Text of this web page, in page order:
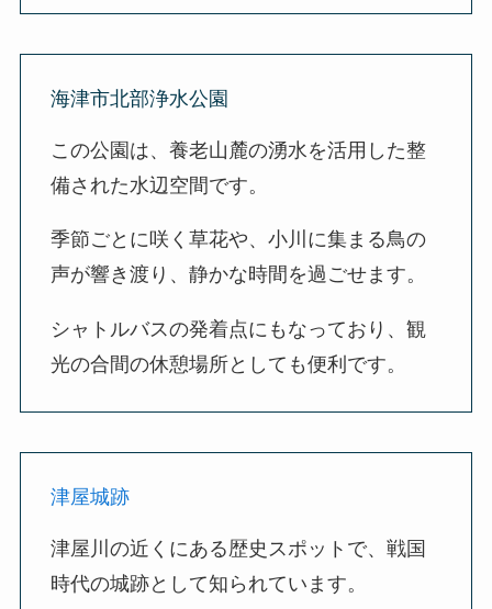
海津市北部浄水公園
この公園は、養老山麓の湧水を活用した整
備された水辺空間です。
季節ごとに咲く草花や、小川に集まる鳥の
声が響き渡り、静かな時間を過ごせます。
シャトルバスの発着点にもなっており、観
光の合間の休憩場所としても便利です。
津屋城跡
津屋川の近くにある歴史スポットで、戦国
時代の城跡として知られています。